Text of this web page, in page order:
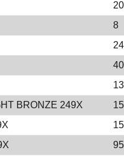
20
8
24
40
13
BRONZE 249X
15
15
95